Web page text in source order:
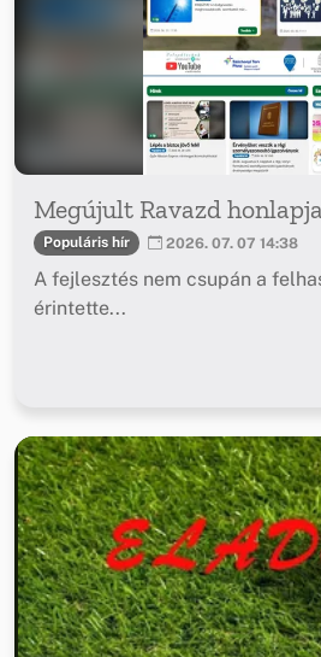
Megújult Ravazd honlapja
Populáris hír 2026. 07. 07 14:38
A fejlesztés nem csupán a
érintette...